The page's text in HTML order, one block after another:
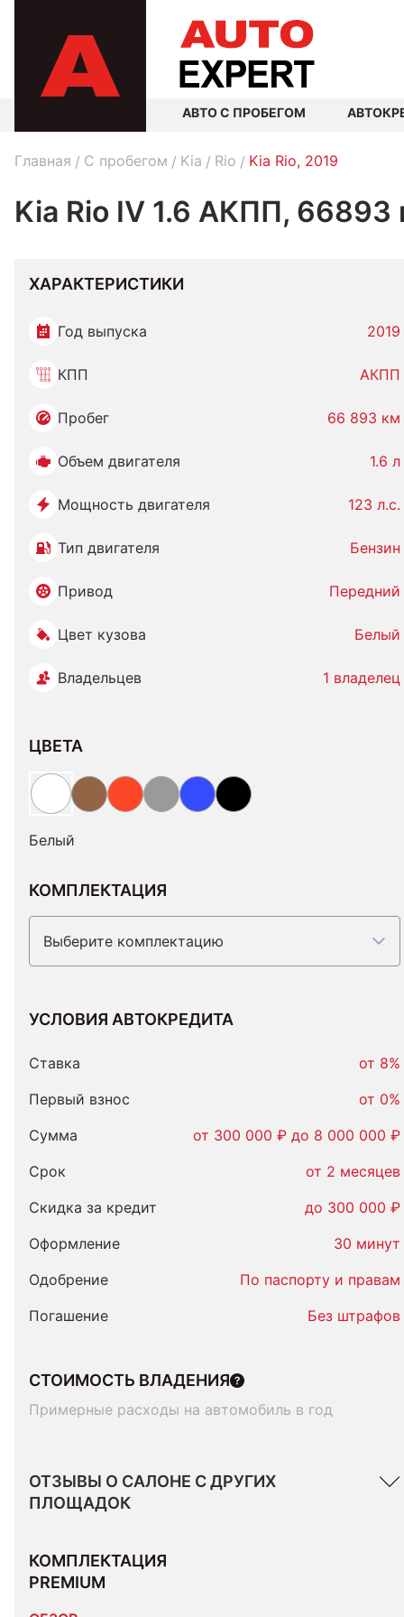
АВТО С ПРОБЕГОМ
Главная C пробегом Kia Rio Kia Rio, 2019
Kia Rio IV 1.6 АКПП, 66893
ХАРАКТЕРИСТИКИ
Год выпуска 2019
КПП АКПП
Пробег 66 893 км
Объем двигателя 1.6 л
Мощность двигателя 123 л.с.
Тип двигателя Бензин
Привод Передний
Цвет кузова Белый
Владельцев 1 владелец
ЦВЕТА
Белый
КОМПЛЕКТАЦИЯ
Выберите комплектацию
УСЛОВИЯ АВТОКРЕДИТА
Ставка
от 8%
Первый взнос
от 0%
Сумма
от 300 000 ₽ до 8 000 000 ₽
Срок
от 2 месяцев
Скидка за кредит
до 300 000 ₽
Оформление
30 минут
Одобрение
По паспорту и правам
Погашение
Без штрафов
СТОИМОСТЬ ВЛАДЕНИЯ
Примерные расходы на автомобиль в год
ОТЗЫВЫ О САЛОНЕ С ДРУГИХ
ПЛОЩАДОК
КОМПЛЕКТАЦИЯ
PREMIUM